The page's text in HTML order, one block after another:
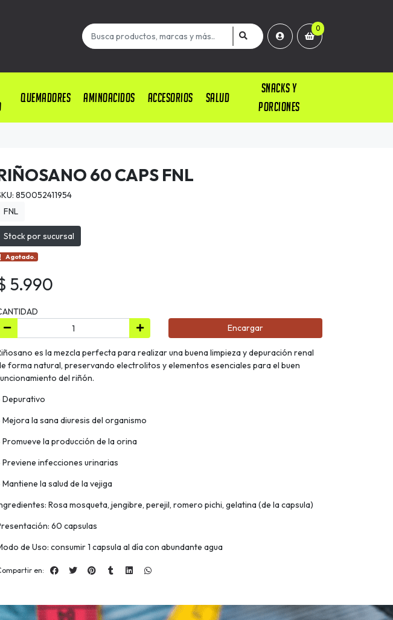
0
QUEMADORES AMINOACIDOS ACCESORIOS SALUD
SNACKS Y
PORCIONES
60 CAPS FNL
850052411954
FNL
Stock por sucursal
Agotado.
5.990
Encargar
es la mezcla perfecta para realizar una buena limpieza y depuración renal
forma natural, preservando electrolitos y elementos esenciales para el buen
del riñón.
Depurativo
Mejora la sana diuresis del organismo
Promueve la producción de la orina
Previene infecciones urinarias
Mantiene la salud de la vejiga
Rosa mosqueta, jengibre, perejil, romero pichi, gelatina (de la capsula)
60 capsulas
de Uso: consumir 1 capsula al día con abundante agua
en: